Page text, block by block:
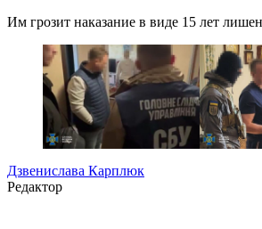
Им грозит наказание в виде 15 лет
Дзвенислава Карплюк
Редактор